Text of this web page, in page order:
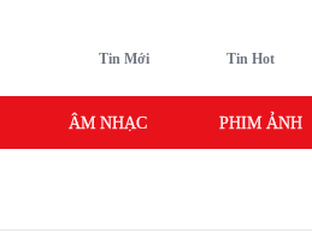
Tin Mới Tin Hot
ÂM NHẠC PHIM ẢNH